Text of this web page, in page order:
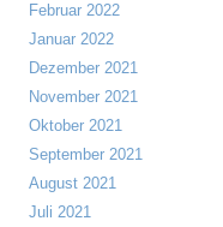
Februar 2022
Januar 2022
Dezember 2021
November 2021
Oktober 2021
September 2021
August 2021
Juli 2021